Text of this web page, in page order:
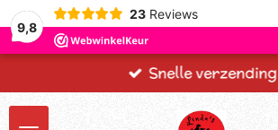
9,8
23 Reviews
Snelle verzending